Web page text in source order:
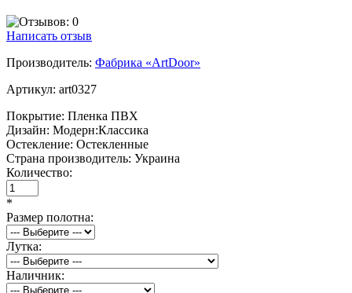
Написать отзыв
Производитель: Фабрика «ArtDoor»
Артикул: art0327
Покрытие: Пленка ПВХ
Дизайн: Модерн:Классика
Остекление: Остекленные
Страна производитель: Украина
Количество:
*
Размер полотна:
Лутка:
Наличник: